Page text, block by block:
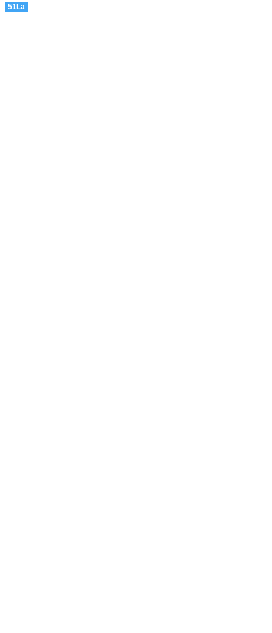
51La